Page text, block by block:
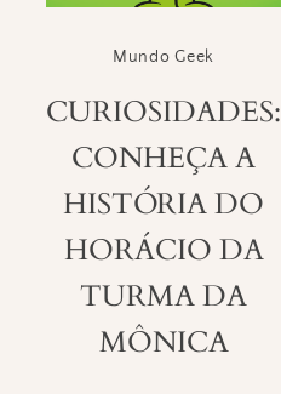
Mundo Geek
CURIOSIDADES:
CONHEÇA A
HISTÓRIA DO
HORÁCIO DA
TURMA DA
MÔNICA